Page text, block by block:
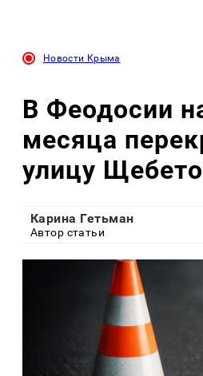
Новости Крыма
В Феодосии
месяца
улицу
Карина Гетьман
Автор статьи